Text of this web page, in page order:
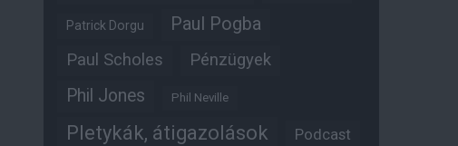
Patrick Dorgu Paul Pogba
Paul Scholes Pénzügyek
Phil Jones Phil Neville
Pletykák, átigazolások Podcast